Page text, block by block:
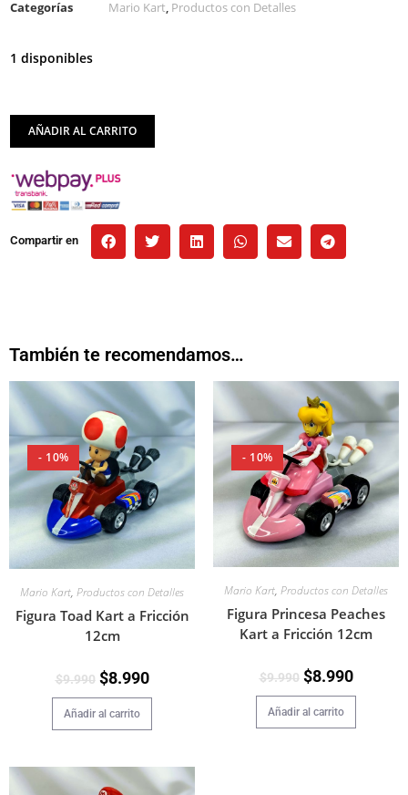
Categorías Mario Kart, Productos con Detalles
1 disponibles
AÑADIR AL CARRITO
Compartir en
También te recomendamos…
- 10%
Mario Kart, Productos con Detalles
Figura Toad Kart a Fricción
12cm
$9.990 $8.990
Añadir al carrito
- 10%
Mario Kart, Productos con Detalles
Figura Princesa Peaches
Kart a Fricción 12cm
$9.990 $8.990
Añadir al carrito